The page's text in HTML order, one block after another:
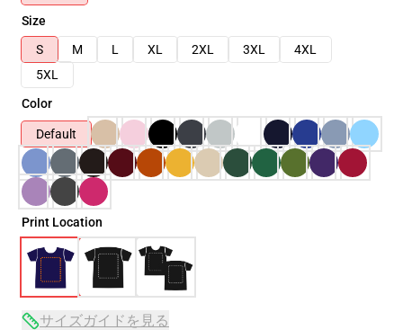
Size
S
M L XL 2XL 3XL
4XL
5XL
Color
Default
Print Location
サイズガイドを見る